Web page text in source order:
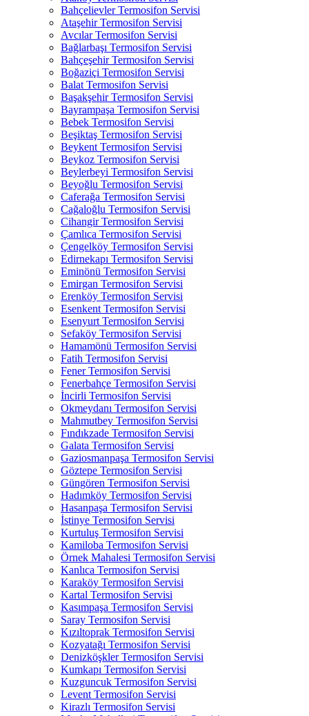
Bahçelievler Termosifon Servisi
Ataşehir Termosifon Servisi
Avcılar Termosifon Servisi
Bağlarbaşı Termosifon Servisi
Bahçeşehir Termosifon Servisi
Boğaziçi Termosifon Servisi
Balat Termosifon Servisi
Başakşehir Termosifon Servisi
Bayrampaşa Termosifon Servisi
Bebek Termosifon Servisi
Beşiktaş Termosifon Servisi
Beykent Termosifon Servisi
Beykoz Termosifon Servisi
Beylerbeyi Termosifon Servisi
Beyoğlu Termosifon Servisi
Caferağa Termosifon Servisi
Cağaloğlu Termosifon Servisi
Cihangir Termosifon Servisi
Çamlıca Termosifon Servisi
Çengelköy Termosifon Servisi
Edirnekapı Termosifon Servisi
Eminönü Termosifon Servisi
Emirgan Termosifon Servisi
Erenköy Termosifon Servisi
Esenkent Termosifon Servisi
Esenyurt Termosifon Servisi
Sefaköy Termosifon Servisi
Hamamönü Termosifon Servisi
Fatih Termosifon Servisi
Fener Termosifon Servisi
Fenerbahçe Termosifon Servisi
İncirli Termosifon Servisi
Okmeydanı Termosifon Servisi
Mahmutbey Termosifon Servisi
Fındıkzade Termosifon Servisi
Galata Termosifon Servisi
Gaziosmanpaşa Termosifon Servisi
Göztepe Termosifon Servisi
Güngören Termosifon Servisi
Hadımköy Termosifon Servisi
Hasanpaşa Termosifon Servisi
İstinye Termosifon Servisi
Kurtuluş Termosifon Servisi
Kamiloba Termosifon Servisi
Örnek Mahalesi Termosifon Servisi
Kanlıca Termosifon Servisi
Karaköy Termosifon Servisi
Kartal Termosifon Servisi
Kasımpaşa Termosifon Servisi
Saray Termosifon Servisi
Kızıltoprak Termosifon Servisi
Kozyatağı Termosifon Servisi
Denizköşkler Termosifon Servisi
Kumkapı Termosifon Servisi
Kuzguncuk Termosifon Servisi
Levent Termosifon Servisi
Kirazlı Termosifon Servisi